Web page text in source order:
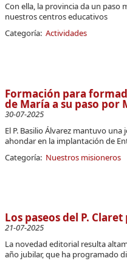
Con ella, la provincia da un paso
nuestros centros educativos
Categoría: Actividades
Formación para
de María a su paso por
30-07-2025
El P. Basilio Álvarez mantuvo
ahondar en la implantación de
Categoría: Nuestros misioneros
Los paseos del P.
21-07-2025
La novedad editorial resulta
año jubilar, que ha programado